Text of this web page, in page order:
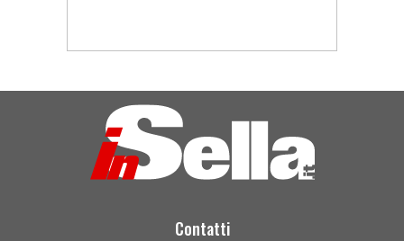
Contatti